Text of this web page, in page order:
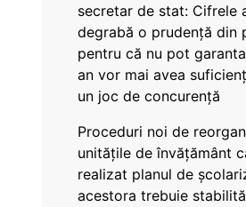
secretar de stat: Cifrele
degrabă o prudență din
pentru că nu pot
an vor mai avea
un joc de concurență
Proceduri noi de
unitățile de învățământ
realizat planul de
acestora trebuie